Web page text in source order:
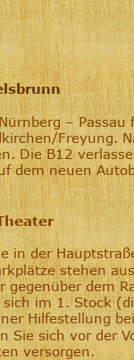
–
Freyung.
Die B12
dem neuen
in der
stehen
gegenüber dem
im 1. Stock
Hilfestellung
Sie sich vor der
versorgen.